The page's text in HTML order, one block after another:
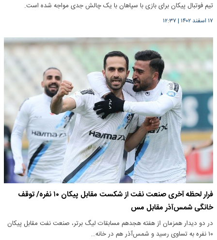
تیم فوتبال پیکان برای بازی با سپاهان با یک چالش جدی مواجه شده است.
۱۷ اسفند ۱۴۰۲ | ۱۲:۳۷
فرار لحظه‌ آخری صنعت نفت از شکست مقابل پیکان ۱۰ نفره/ توقف
خانگی شمس‌آذر مقابل مس
در دو دیدار همزمان از هفته هجدهم مسابقات لیگ برتر، صنعت نفت مقابل پیکان
۱۰ نفره به تساوی رسید و شمس‌آذر هم در خانه…